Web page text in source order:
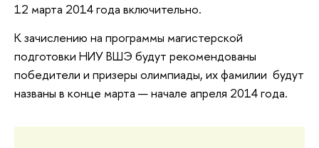
12 марта 2014 года включительно.
К зачислению на программы магистерской
подготовки НИУ ВШЭ будут рекомендованы
победители и призеры олимпиады, их фамилии будут
названы в конце марта — начале апреля 2014 года.